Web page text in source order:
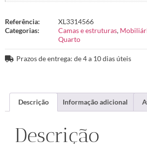
Referência:
XL3314566
Categorias:
Camas e estruturas,
Quarto
Prazos de entrega: de 4 a 10 dias úteis
Descrição Informação adicional
Descrição